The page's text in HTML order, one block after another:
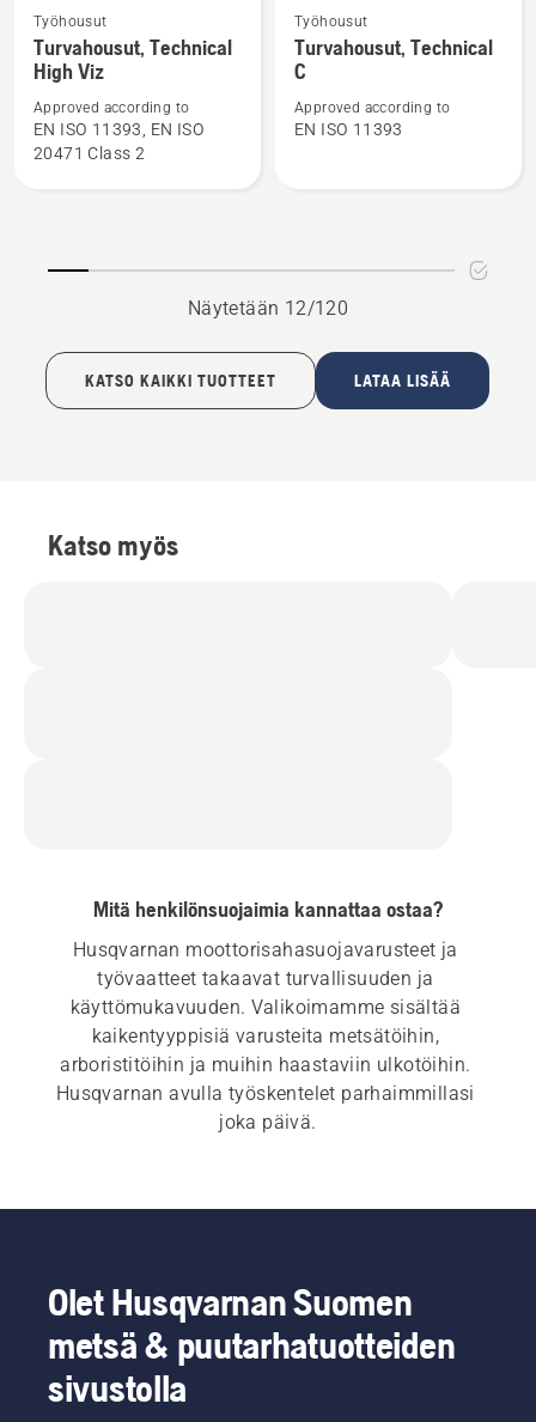
Katso
lisätietoja
tuotteesta
Turvahousut,
Technical
High
Työhousut
Turvahousut, Technical
High Viz
Approved according to
EN ISO 11393, EN ISO
20471 Class 2
Katso
lisätietoja
tuotteesta
Turvahousut,
Technical
Työhousut
Turvahousut, Technical
C
Approved according to
EN ISO 11393
Näytetään 12/120
KATSO KAIKKI TUOTTEET LATAA LISÄÄ
Katso myös
Mitä henkilönsuojaimia kannattaa ostaa?
Husqvarnan moottorisahasuojavarusteet ja
työvaatteet takaavat turvallisuuden ja
käyttömukavuuden. Valikoimamme sisältää
kaikentyyppisiä varusteita metsätöihin,
arboristitöihin ja muihin haastaviin ulkotöihin.
Husqvarnan avulla työskentelet parhaimmillasi
joka päivä.
Olet Husqvarnan Suomen
metsä & puutarhatuotteiden
sivustolla